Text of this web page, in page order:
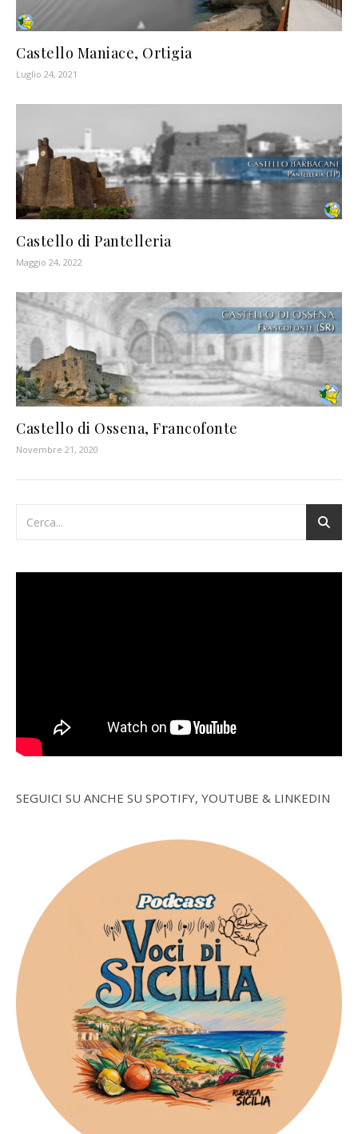
Castello Maniace, Ortigia
Luglio 24, 2021
Castello di Pantelleria
Maggio 24, 2022
Castello di Ossena, Francofonte
Novembre 21, 2020
SEGUICI SU ANCHE SU SPOTIFY, YOUTUBE & LINKEDIN